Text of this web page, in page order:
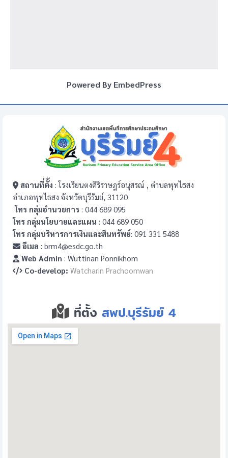
Powered By EmbedPress
สถานที่ตั้ง : โรงเรียนตงศิริราษฎร์อนุสรณ์ , ตำบลพุทไธสง
อำเภอพุทไธสง จังหวัดบุรีรัมย์, 31120
โทร กลุ่มอำนวยการ : 044 689 095
โทร กลุ่มนโยบายและแผน : 044 689 050
โทร กลุ่มบริหารการเงินและสินทรัพย์: 091 331 5488
อีเมล : brm4@esdc.go.th
Web Admin : Wuttinan Ponnikhom
Co-develop: Watcharin Prachoomwan
ที่ตั้ง สพป.บุรีรัมย์ 4